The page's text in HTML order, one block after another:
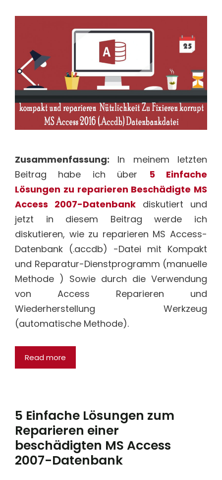
Zusammenfassung: In meinem letzten
Beitrag habe ich über 5 Einfache
Lösungen zu reparieren Beschädigte MS
Access 2007-Datenbank diskutiert und
jetzt in diesem Beitrag werde ich
diskutieren, wie zu reparieren MS Access-
Datenbank (.accdb) -Datei mit Kompakt
und Reparatur-Dienstprogramm (manuelle
Methode ) Sowie durch die Verwendung
von Access Reparieren und
Wiederherstellung Werkzeug
(automatische Methode).
Read more
5 Einfache Lösungen zum
Reparieren einer
beschädigten MS Access
2007-Datenbank